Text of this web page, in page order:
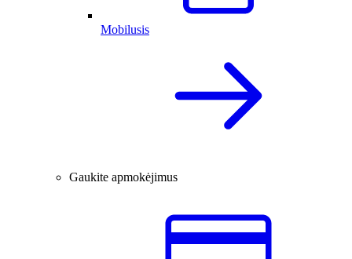
Mobilusis
Gaukite apmokėjimus